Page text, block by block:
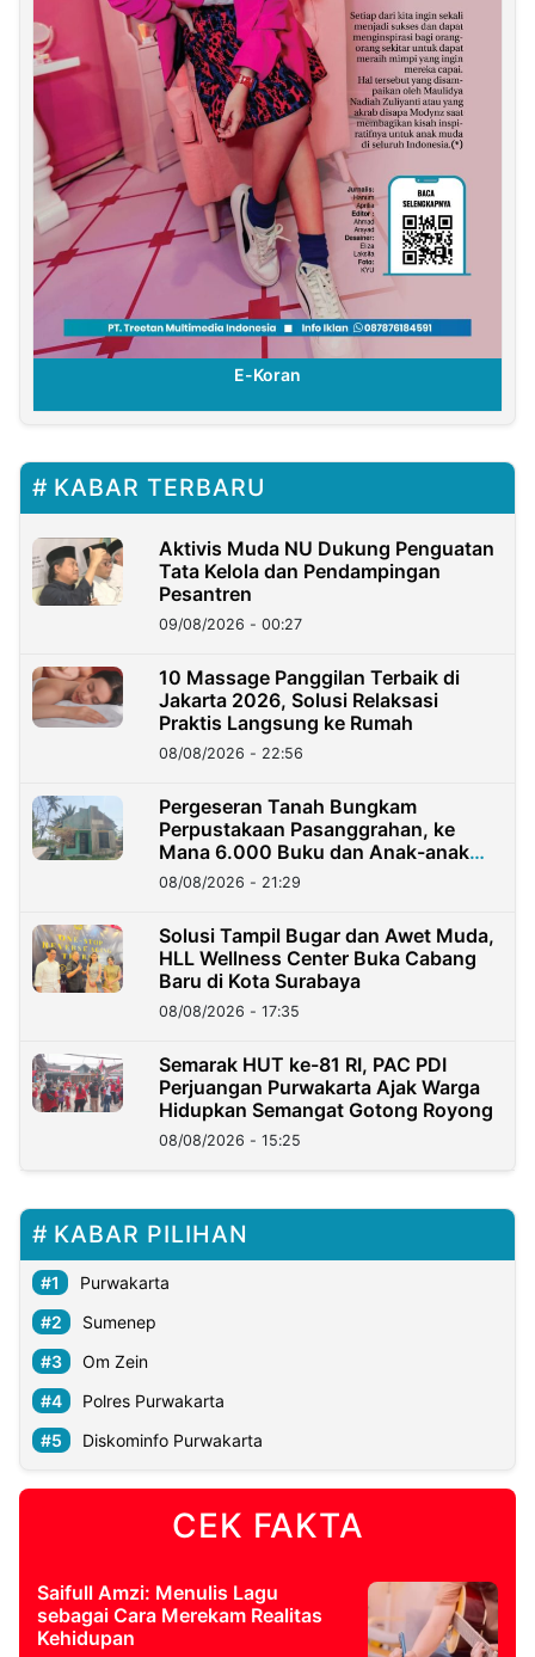
E-Koran
KABAR TERBARU
Aktivis Muda NU Dukung Penguatan
Tata Kelola dan Pendampingan
Pesantren
09/08/2026 - 00:27
10 Massage Panggilan Terbaik di
Jakarta 2026, Solusi Relaksasi
Praktis Langsung ke Rumah
08/08/2026 - 22:56
Pergeseran Tanah Bungkam
Perpustakaan Pasanggrahan, ke
Mana 6.000 Buku dan Anak-anak
Kini?
08/08/2026 - 21:29
Solusi Tampil Bugar dan Awet Muda,
HLL Wellness Center Buka Cabang
Baru di Kota Surabaya
08/08/2026 - 17:35
Semarak HUT ke-81 RI, PAC PDI
Perjuangan Purwakarta Ajak Warga
Hidupkan Semangat Gotong Royong
08/08/2026 - 15:25
KABAR PILIHAN
Purwakarta
Sumenep
Om Zein
Polres Purwakarta
Diskominfo Purwakarta
CEK FAKTA
Saifull Amzi: Menulis Lagu
sebagai Cara Merekam Realitas
Kehidupan